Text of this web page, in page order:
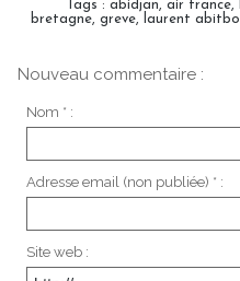
Tags : abidjan air france
bretagne greve laurent abitbol
Nouveau commentaire :
Nom * :
Adresse email (non publiée) * :
Site web :